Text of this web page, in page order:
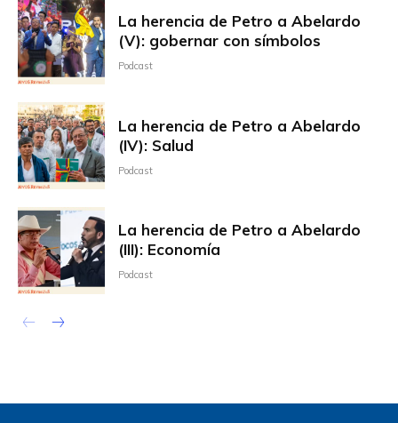
La herencia de Petro a Abelardo
(V): gobernar con símbolos
Podcast
La herencia de Petro a Abelardo
(IV): Salud
Podcast
La herencia de Petro a Abelardo
(III): Economía
Podcast